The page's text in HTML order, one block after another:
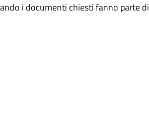
i documenti chiesti fanno parte di